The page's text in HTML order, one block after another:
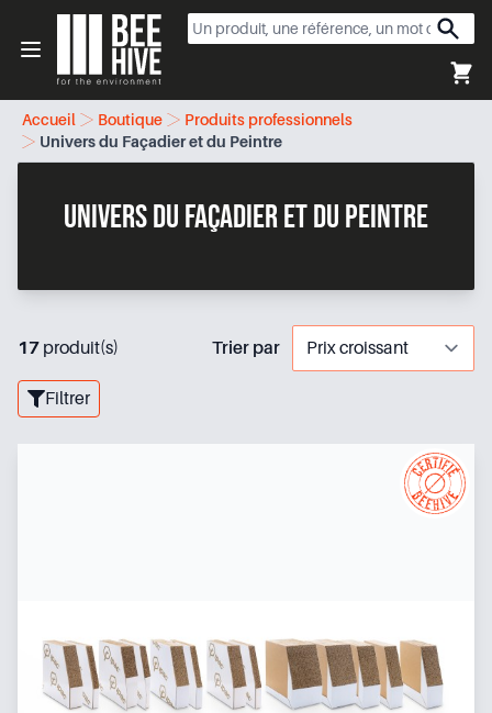
Open menu
Beehive
Accueil Boutique
Produits professionnels
Univers du Façadier et du Peintre
Univers du Façadier et du Peintre
17 produit(s) Trier par
Filtrer